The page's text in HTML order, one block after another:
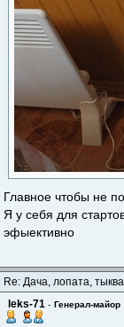
Главное чтобы не
Я у себя для
эфыективно
Re: Дача, лопата,
leks-71 - Генерал-майор